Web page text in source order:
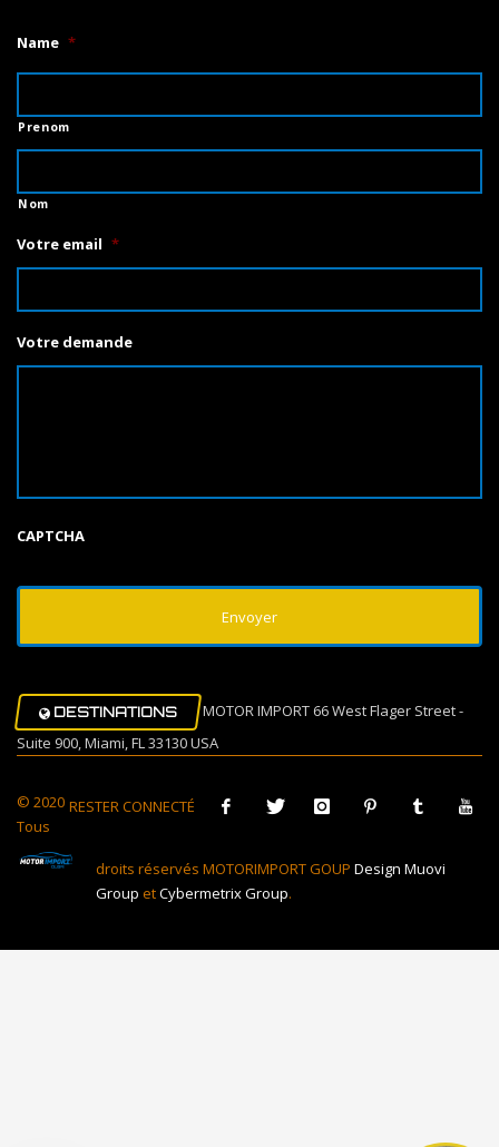
Name *
Prenom
Nom
Votre email *
Votre demande
CAPTCHA
DESTINATIONS
MOTOR IMPORT 66 West Flager Street -
Suite 900, Miami, FL 33130 USA
RESTER CONNECTÉ
© 2020
Tous
droits réservés MOTORIMPORT GOUP Design Muovi
Group etCybermetrix Group.